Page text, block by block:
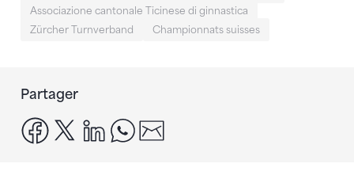
Associazione cantonale Ticinese di ginnastica
Zürcher Turnverband
Championnats suisses
Partager
facebook
x linkedinwhatsapp